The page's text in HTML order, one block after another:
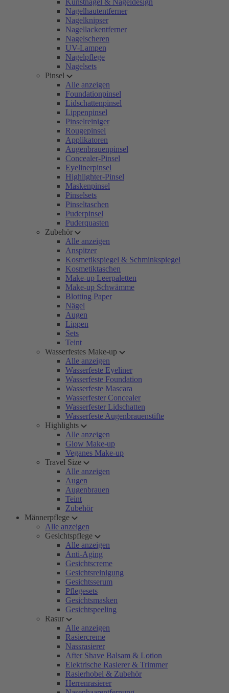
Kunstnägel & Nageldesign
Nagelhautentferner
Nagelknipser
Nagellackentferner
Nagelscheren
UV-Lampen
Nagelpflege
Nagelsets
Pinsel
Alle anzeigen
Foundationpinsel
Lidschattenpinsel
Lippenpinsel
Pinselreiniger
Rougepinsel
Applikatoren
Augenbrauenpinsel
Concealer-Pinsel
Eyelinerpinsel
Highlighter-Pinsel
Maskenpinsel
Pinselsets
Pinseltaschen
Puderpinsel
Puderquasten
Zubehör
Alle anzeigen
Anspitzer
Kosmetikspiegel & Schminkspiegel
Kosmetiktaschen
Make-up Leerpaletten
Make-up Schwämme
Blotting Paper
Nägel
Augen
Lippen
Sets
Teint
Wasserfestes Make-up
Alle anzeigen
Wasserfeste Eyeliner
Wasserfeste Foundation
Wasserfeste Mascara
Wasserfester Concealer
Wasserfester Lidschatten
Wasserfeste Augenbrauenstifte
Highlights
Alle anzeigen
Glow Make-up
Veganes Make-up
Travel Size
Alle anzeigen
Augen
Augenbrauen
Teint
Zubehör
Männerpflege
Alle anzeigen
Gesichtspflege
Alle anzeigen
Anti-Aging
Gesichtscreme
Gesichtsreinigung
Gesichtsserum
Pflegesets
Gesichtsmasken
Gesichtspeeling
Rasur
Alle anzeigen
Rasiercreme
Nassrasierer
After Shave Balsam & Lotion
Elektrische Rasierer & Trimmer
Rasierhobel & Zubehör
Herrenrasierer